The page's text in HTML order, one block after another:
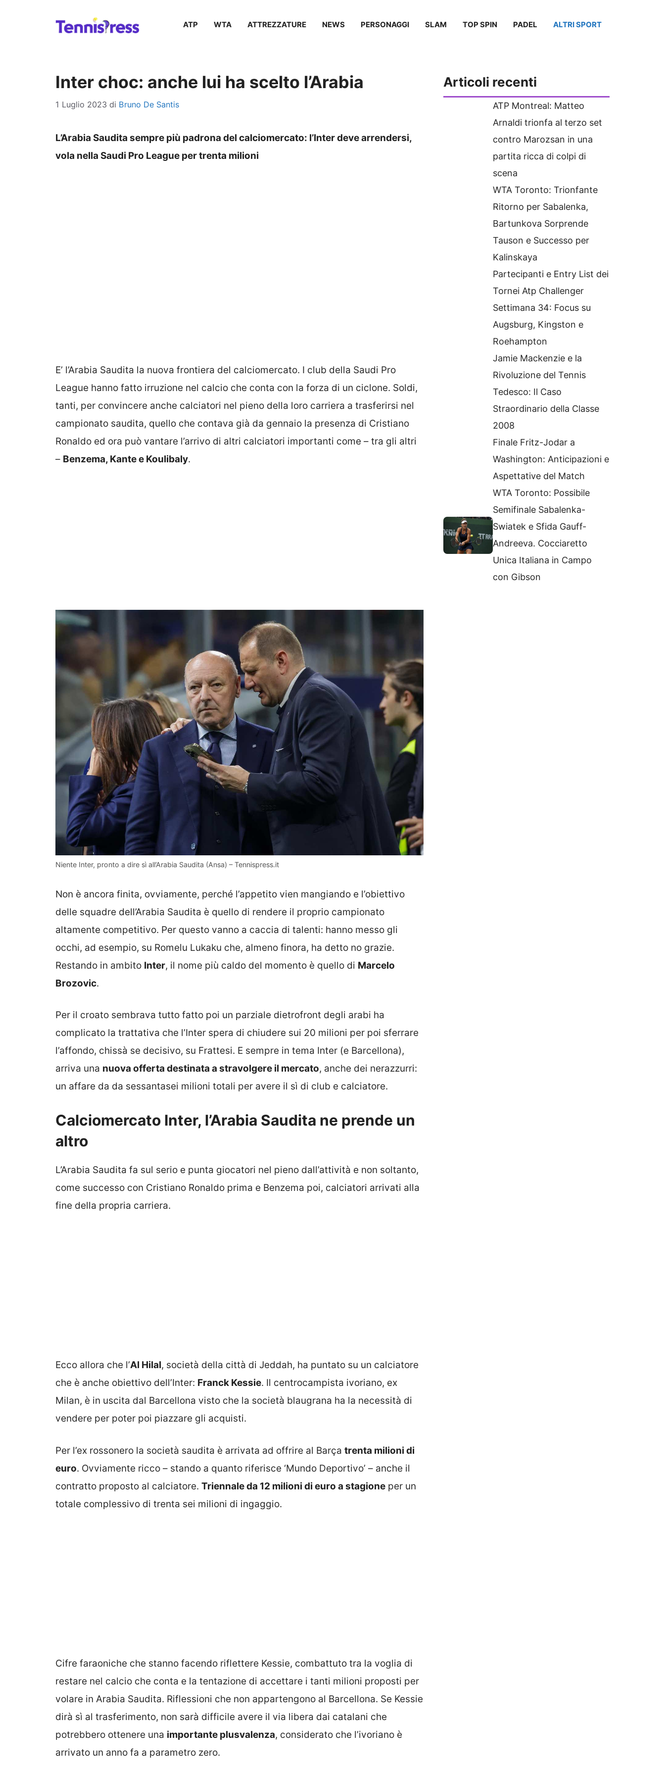
ATP WTA ATTREZZATURE NEWS PERSONAGGI SLAM TOP SPIN PADEL ALTRI SPORT
Inter choc: anche lui ha scelto l’Arabia
1 Luglio 2023 di Bruno De Santis
L’Arabia Saudita sempre più padrona del calciomercato: l’Inter deve arrendersi,
vola nella Saudi Pro League per trenta milioni
E’ l’Arabia Saudita la nuova frontiera del calciomercato. I club della Saudi Pro
League hanno fatto irruzione nel calcio che conta con la forza di un ciclone. Soldi,
tanti, per convincere anche calciatori nel pieno della loro carriera a trasferirsi nel
campionato saudita, quello che contava già da gennaio la presenza di Cristiano
Ronaldo ed ora può vantare l’arrivo di altri calciatori importanti come – tra gli altri
– Benzema, Kante e Koulibaly.
Niente Inter, pronto a dire sì all’Arabia Saudita (Ansa) – Tennispress.it
Non è ancora finita, ovviamente, perché l’appetito vien mangiando e l’obiettivo
delle squadre dell’Arabia Saudita è quello di rendere il proprio campionato
altamente competitivo. Per questo vanno a caccia di talenti: hanno messo gli
occhi, ad esempio, su Romelu Lukaku che, almeno finora, ha detto no grazie.
Restando in ambito Inter, il nome più caldo del momento è quello di Marcelo
Brozovic.
Per il croato sembrava tutto fatto poi un parziale dietrofront degli arabi ha
complicato la trattativa che l’Inter spera di chiudere sui 20 milioni per poi sferrare
l’affondo, chissà se decisivo, su Frattesi. E sempre in tema Inter (e Barcellona),
arriva una nuova offerta destinata a stravolgere il mercato, anche dei nerazzurri:
un affare da da sessantasei milioni totali per avere il sì di club e calciatore.
Calciomercato Inter, l’Arabia Saudita ne prende un
altro
L’Arabia Saudita fa sul serio e punta giocatori nel pieno dall’attività e non soltanto,
come successo con Cristiano Ronaldo prima e Benzema poi, calciatori arrivati alla
fine della propria carriera.
Ecco allora che l’Al Hilal, società della città di Jeddah, ha puntato su un calciatore
che è anche obiettivo dell’Inter: Franck Kessie. Il centrocampista ivoriano, ex
Milan, è in uscita dal Barcellona visto che la società blaugrana ha la necessità di
vendere per poter poi piazzare gli acquisti.
Per l’ex rossonero la società saudita è arrivata ad offrire al Barça trenta milioni di
euro. Ovviamente ricco – stando a quanto riferisce ‘Mundo Deportivo’ – anche il
contratto proposto al calciatore. Triennale da 12 milioni di euro a stagione per un
totale complessivo di trenta sei milioni di ingaggio.
Cifre faraoniche che stanno facendo riflettere Kessie, combattuto tra la voglia di
restare nel calcio che conta e la tentazione di accettare i tanti milioni proposti per
volare in Arabia Saudita. Riflessioni che non appartengono al Barcellona. Se Kessie
dirà sì al trasferimento, non sarà difficile avere il via libera dai catalani che
potrebbero ottenere una importante plusvalenza, considerato che l’ivoriano è
arrivato un anno fa a parametro zero.
Articoli recenti
ATP Montreal: Matteo
Arnaldi trionfa al terzo set
contro Marozsan in una
partita ricca di colpi di
scena
WTA Toronto: Trionfante
Ritorno per Sabalenka,
Bartunkova Sorprende
Tauson e Successo per
Kalinskaya
Partecipanti e Entry List dei
Tornei Atp Challenger
Settimana 34: Focus su
Augsburg, Kingston e
Roehampton
Jamie Mackenzie e la
Rivoluzione del Tennis
Tedesco: Il Caso
Straordinario della Classe
2008
Finale Fritz-Jodar a
Washington: Anticipazioni e
Aspettative del Match
WTA Toronto: Possibile
Semifinale Sabalenka-
Swiatek e Sfida Gauff-
Andreeva. Cocciaretto
Unica Italiana in Campo
con Gibson